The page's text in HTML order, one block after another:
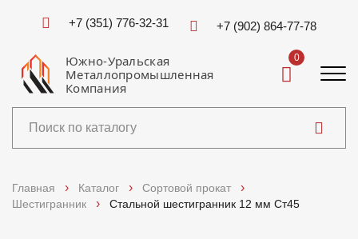
+7 (351) 776-32-31 +7 (902) 864-77-78
Южно-Уральская
Металлопромышленная
Компания
0
Главная Каталог
Сортовой прокат
Шестигранник
Стальной шестигранник 12 мм Ст45